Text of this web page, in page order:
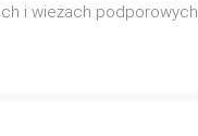
i wieżach podporowych